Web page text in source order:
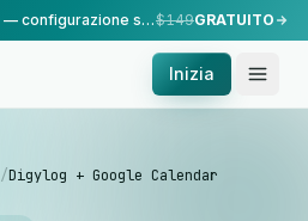
Configurazione gestita da noi — configurazione standard, eseguita dal nostro team.$149GRATUITO
Inizia
/Digylog + Google Calendar